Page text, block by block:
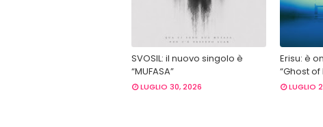
SVOSIL: il nuovo singolo è
“MUFASA”
LUGLIO 30, 2026
Erisu: è
“Ghost of
LUGLIO